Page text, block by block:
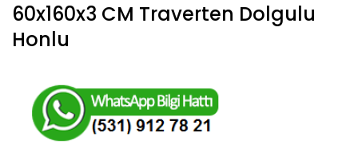
60x160x3 CM Traverten Dolgulu
Honlu